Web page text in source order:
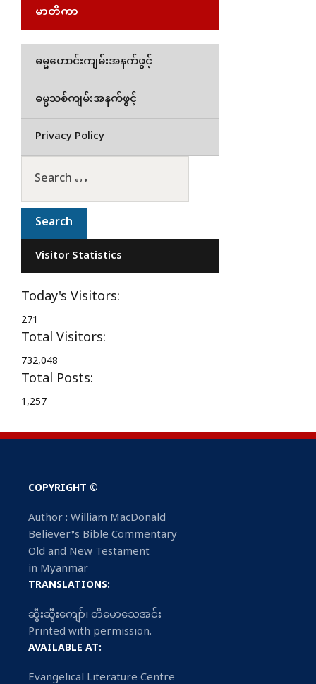
မာတိကာ
ဓမ္မဟောင်းကျမ်းအနက်ဖွင့်
ဓမ္မသစ်ကျမ်းအနက်ဖွင့်
Privacy Policy
Visitor Statistics
Today's Visitors:
271
Total Visitors:
732,048
Total Posts:
1,257
COPYRIGHT ©
Author : William MacDonald
Believer’s Bible Commentary
Old and New Testament
in Myanmar
TRANSLATIONS:
ဆွီးဆွီးကျော်၊ တိမောသေအင်း
Printed with permission.
AVAILABLE AT:
Evangelical Literature Centre